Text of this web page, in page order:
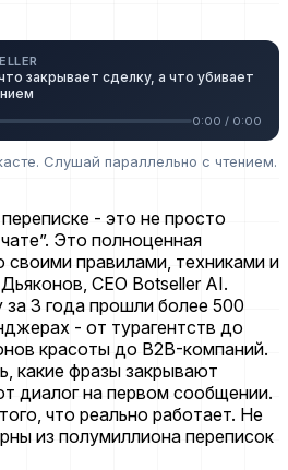
закрывает сделку, а что убивает
0:00 / 0:00
Слушай параллельно с чтением.
- это не просто
Это полноценная
правилами, техниками и
CEO Botseller AI.
3 года прошли более 500
- от турагентств до
красоты до B2B-компаний.
какие фразы закрывают
диалог на первом сообщении.
что реально работает. Не
из полумиллиона переписок